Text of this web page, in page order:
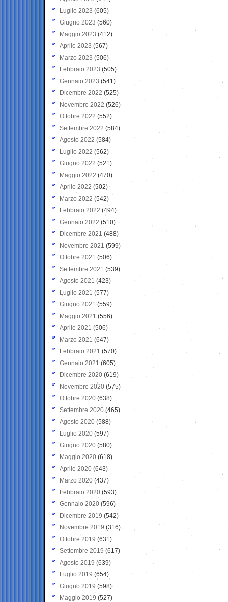
Luglio 2023 (605)
Giugno 2023 (560)
Maggio 2023 (412)
Aprile 2023 (567)
Marzo 2023 (506)
Febbraio 2023 (505)
Gennaio 2023 (541)
Dicembre 2022 (525)
Novembre 2022 (526)
Ottobre 2022 (552)
Settembre 2022 (584)
Agosto 2022 (584)
Luglio 2022 (562)
Giugno 2022 (521)
Maggio 2022 (470)
Aprile 2022 (502)
Marzo 2022 (542)
Febbraio 2022 (494)
Gennaio 2022 (510)
Dicembre 2021 (488)
Novembre 2021 (599)
Ottobre 2021 (506)
Settembre 2021 (539)
Agosto 2021 (423)
Luglio 2021 (577)
Giugno 2021(559)
Maggio 2021 (556)
Aprile 2021 (506)
Marzo 2021 (647)
Febbraio 2021 (570)
Gennaio 2021 (605)
Dicembre 2020 (619)
Novembre 2020 (575)
Ottobre 2020 (638)
Settembre 2020(465)
Agosto 2020 (588)
Luglio 2020 (597)
Giugno 2020 (580)
Maggio 2020 (618)
Aprile 2020 (643)
Marzo 2020 (437)
Febbraio 2020 (593)
Gennaio 2020 (596)
Dicembre 2019 (542)
Novembre 2019 (316)
Ottobre 2019 (631)
Settembre 2019 (617)
Agosto 2019 (639)
Luglio 2019 (654)
Giugno 2019 (598)
Maggio 2019 (527)